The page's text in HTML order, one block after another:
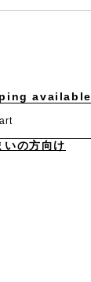
available
いの方向け